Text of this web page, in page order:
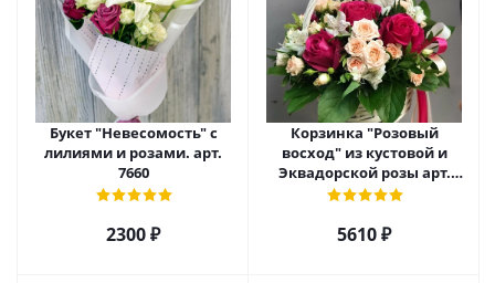
Букет "Невесомость" с
лилиями и розами. арт.
7660
2300 ₽
Корзинка "Розовый
восход" из кустовой и
Эквадорской розы арт.
5520
5610 ₽